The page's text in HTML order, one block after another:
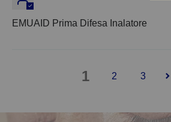
EMUAID Prima Difesa Inalatore
1 2 3